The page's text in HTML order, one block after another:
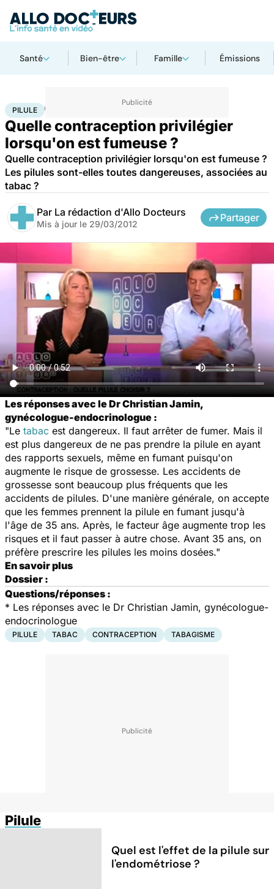
Santé Bien-être Famille Émissions
AccueilSanté
PILULE
Quelle contraception privilégier
lorsqu'on est fumeuse ?
Quelle contraception privilégier lorsqu'on est fumeuse ?
Les pilules sont-elles toutes dangereuses, associées au
tabac ?
Par La rédaction d'Allo Docteurs
Mis à jour le 29/03/2012
Partager
Les réponses avec le Dr Christian Jamin,
gynécologue-endocrinologue :
"Le tabac est dangereux. Il faut arrêter de fumer. Mais il
est plus dangereux de ne pas prendre la pilule en ayant
des rapports sexuels, même en fumant puisqu'on
augmente le risque de grossesse. Les accidents de
grossesse sont beaucoup plus fréquents que les
accidents de pilules. D'une manière générale, on accepte
que les femmes prennent la pilule en fumant jusqu'à
l'âge de 35 ans. Après, le facteur âge augmente trop les
risques et il faut passer à autre chose. Avant 35 ans, on
préfère prescrire les pilules les moins dosées."
En savoir plus
Dossier :
Questions/réponses :
* Les réponses avec le Dr Christian Jamin, gynécologue-
endocrinologue
PILULE TABAC CONTRACEPTION TABAGISME
Pilule
Quel est l'effet de la pilule sur
l'endométriose ?